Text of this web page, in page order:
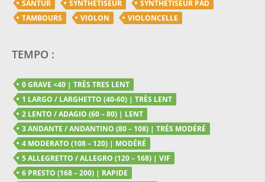
SANTUR
SYNTHÉTISEUR
SYNTHÉTISEUR PAD
TAMBOURS
VIOLON VIOLONCELLE
TEMPO :
0 GRAVE <40 | TRÈS TRES LENT
1 LARGO / LARGHETTO (40-60) | TRÈS LENT
2 LENTO / ADAGIO (60 – 80) | LENT
3 ANDANTE / ANDANTINO (80 – 108) | TRÈS MODÉRÉ
4 MODERATO (108 – 120) | MODÉRÉ
5 ALLEGRETTO / ALLEGRO (120 – 168) | VIF
6 PRESTO (168 – 200) | RAPIDE